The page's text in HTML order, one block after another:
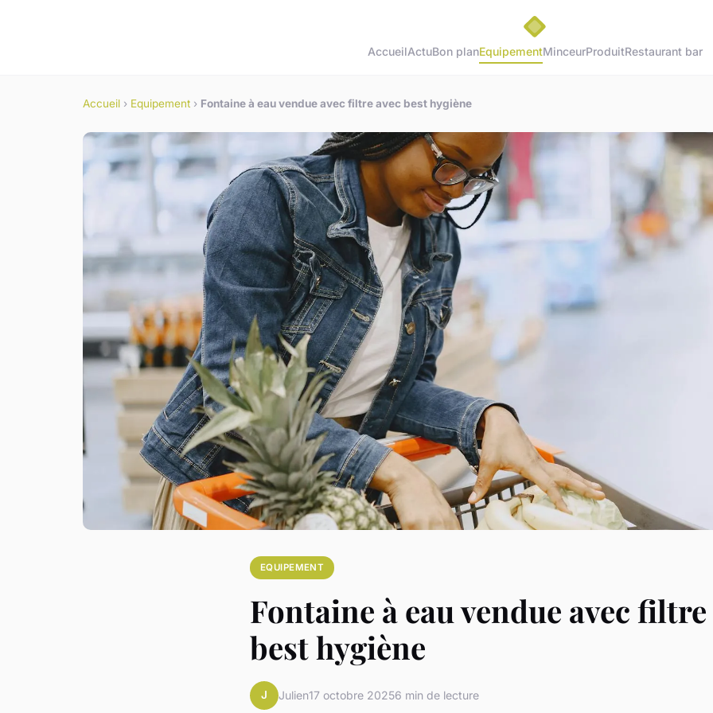
AccueilActuBon planEquipementMinceurProduitRestaurant bar
Accueil › Equipement › Fontaine à eau vendue avec filtre avec best hygiène
EQUIPEMENT
Fontaine à eau vendue avec filtre
best hygiène
J Julien17 octobre 20256 min de lecture